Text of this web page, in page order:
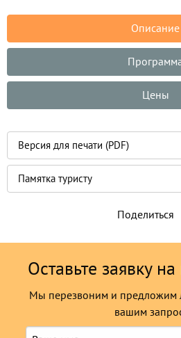
Описание
Цены
Версия для печати (PDF)
Памятка туристу
Поделиться
Оставьте заявку
Мы перезвоним и предложим
вашим